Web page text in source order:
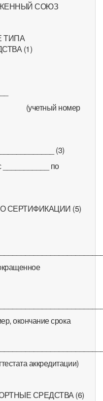
СОЮЗ
(1)
номер
(3)
по
(5)
срока
аккредитации)
СРЕДСТВА (6)